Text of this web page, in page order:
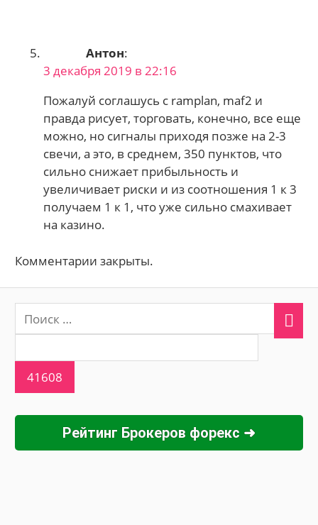
Антон:
3 декабря 2019 в 22:16
Пожалуй соглашусь с ramplan, maf2 и
правда рисует, торговать, конечно, все еще
можно, но сигналы приходя позже на 2-3
свечи, а это, в среднем, 350 пунктов, что
сильно снижает прибыльность и
увеличивает риски и из соотношения 1 к 3
получаем 1 к 1, что уже сильно смахивает
на казино.
Комментарии закрыты.
Рейтинг Брокеров форекс ➜